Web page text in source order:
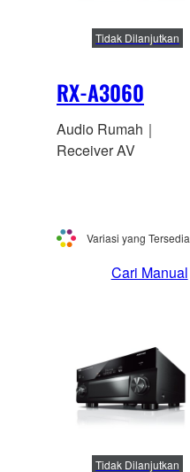
RX-A3060
Tidak Dilanjutkan
Audio Rumah｜
Receiver AV
Variasi yang Tersedia
Cari Manual
Tidak Dilanjutkan